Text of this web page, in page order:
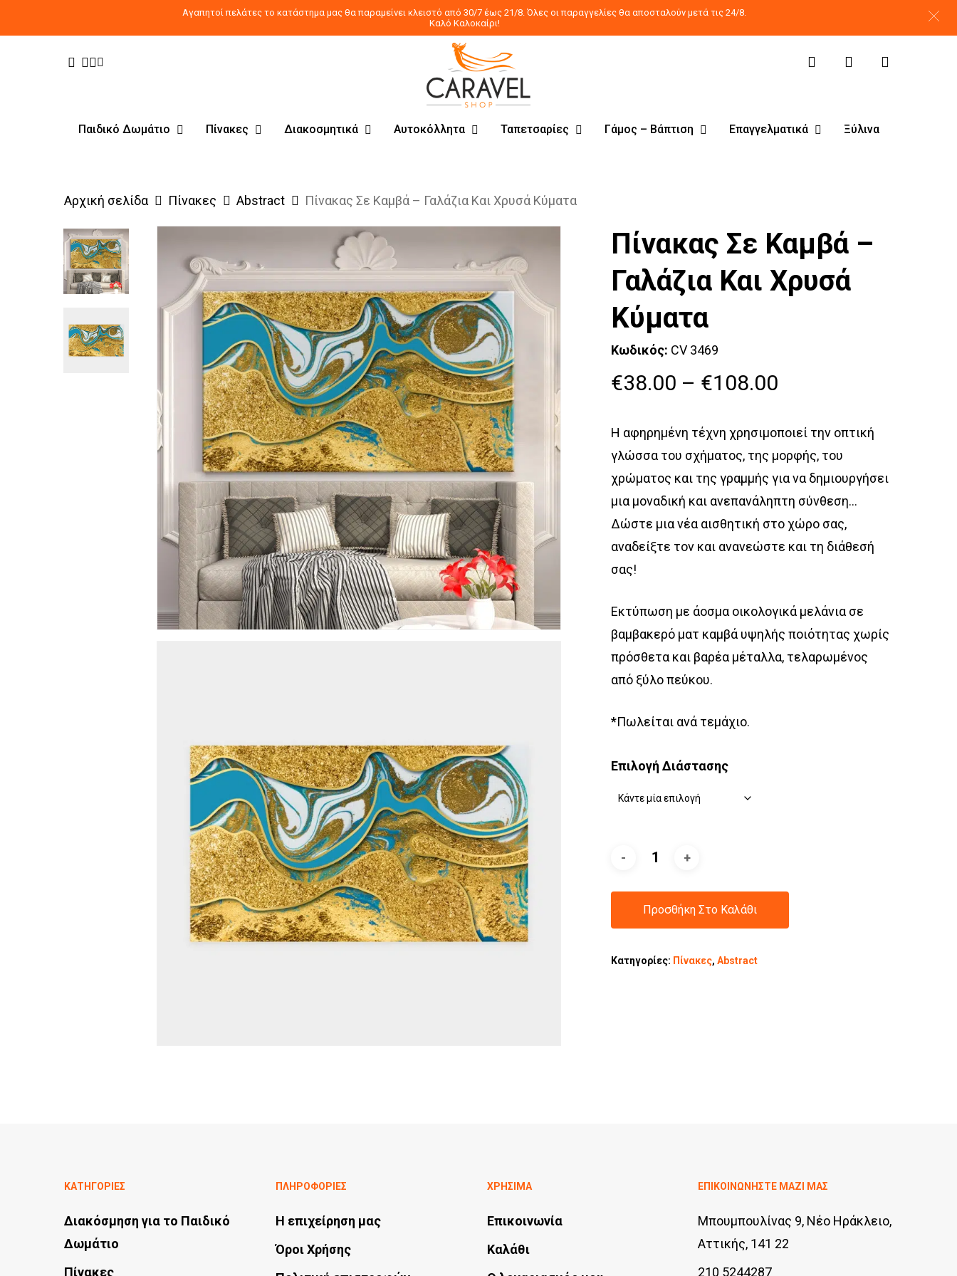
Αγαπητοί πελάτες το κατάστημα μας θα παραμείνει κλειστό από 30/7 έως 21/8. Όλες οι παραγγελίες θα αποσταλούν μετά τις 24/8.
Καλό Καλοκαίρι!
to
Products
search
Facebook
Pinterest
Instagram
Tiktok
Παιδικό Δωμάτιο Πίνακες Διακοσμητικά Αυτοκόλλητα Ταπετσαρίες Γάμος – Βάπτιση Επαγγελματικά Ξύλινα
Αρχική σελίδα Πίνακες Abstract Πίνακας Σε Καμβά – Γαλάζια Και Χρυσά Κύματα
Πίνακας Σε Καμβά –
Γαλάζια Και Χρυσά
Κύματα
Κωδικός: CV 3469
€38.00 – €108.00
€38.00
through
€108.00
Η αφηρημένη τέχνη χρησιμοποιεί την οπτική
γλώσσα του σχήματος, της μορφής, του
χρώματος και της γραμμής για να δημιουργήσει
μια μοναδική και ανεπανάληπτη σύνθεση…
Δώστε μια νέα αισθητική στο χώρο σας,
αναδείξτε τον και ανανεώστε και τη διάθεσή
σας!
Εκτύπωση με άοσμα οικολογικά μελάνια σε
βαμβακερό ματ καμβά υψηλής ποιότητας χωρίς
πρόσθετα και βαρέα μέταλλα, τελαρωμένος
από ξύλο πεύκου.
*Πωλείται ανά τεμάχιο.
Επιλογή Διάστασης
Προσθήκη Στο Καλάθι
Κατηγορίες: Πίνακες,Abstract
ΚΑΤΗΓΟΡΙΕΣ
Διακόσμηση για το Παιδικό
Δωμάτιο
Πίνακες
ΠΛΗΡΟΦΟΡΙΕΣ
Η επιχείρηση μας
Όροι Χρήσης
ΧΡΗΣΙΜΑ
Επικοινωνία
Καλάθι
ΕΠΙΚΟΙΝΩΝΗΣΤΕ ΜΑΖΙ ΜΑΣ
Μπουμπουλίνας 9, Νέο Ηράκλειο,
Αττικής, 141 22
210 5244287